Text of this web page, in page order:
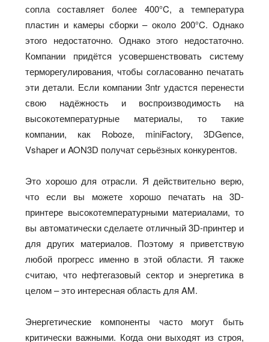
сопла составляет более 400°C, а температура
пластин и камеры сборки – около 200°C. Однако
этого недостаточно. Однако этого недостаточно.
Компании придётся усовершенствовать систему
терморегулирования, чтобы согласованно печатать
эти детали. Если компании 3ntr удастся перенести
свою надёжность и воспроизводимость на
высокотемпературные материалы, то такие
компании, как Roboze, miniFactory, 3DGence,
Vshaper и AON3D получат серьёзных конкурентов.
Это хорошо для отрасли. Я действительно верю,
что если вы можете хорошо печатать на 3D-
принтере высокотемпературными материалами, то
вы автоматически сделаете отличный 3D-принтер и
для других материалов. Поэтому я приветствую
любой прогресс именно в этой области. Я также
считаю, что нефтегазовый сектор и энергетика в
целом – это интересная область для AM.
Энергетические компоненты часто могут быть
критически важными. Когда они выходят из строя,